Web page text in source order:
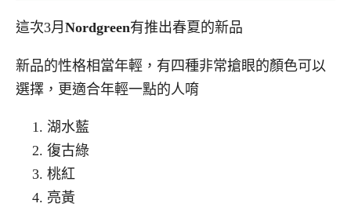
這次3月 Nordgreen有推出春夏的新品
新品的性格相當年輕，有四種非常搶眼的顏色可以
選擇，更適合年輕一點的人唷
湖水藍
復古綠
桃紅
亮黃